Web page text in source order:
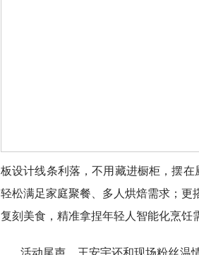
板设计线条利落，不用藏进橱柜，摆
轻松满足家庭聚餐、多人烘焙需求；
复刻美食，精准拿捏年轻人智能化烹饪